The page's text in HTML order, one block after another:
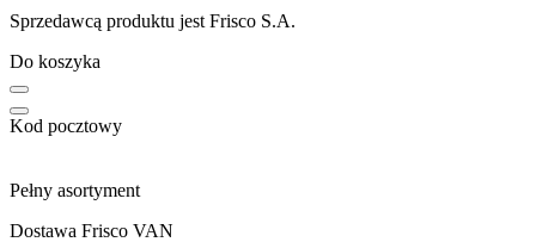
Sprzedawcą produktu jest Frisco S.A.
Do koszyka
Kod pocztowy
Pełny asortyment
Dostawa Frisco VAN